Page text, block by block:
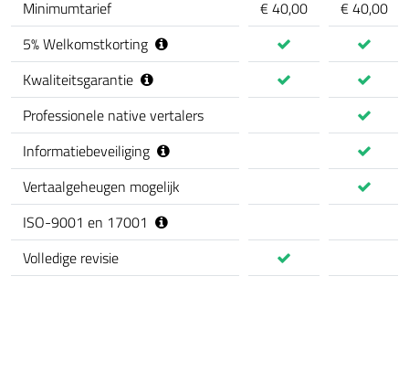
Minimumtarief € 40,00
€ 40,00
5%Welkomstkorting
Kwaliteitsgarantie
Professionele native vertalers
Informatiebeveiliging
Vertaalgeheugen mogelijk
ISO-9001 en 17001
Volledige revisie